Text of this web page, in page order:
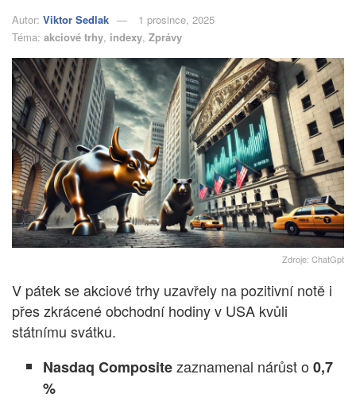
Autor: Viktor Sedlak
1 prosince, 2025
Téma: akciové trhy, indexy, Zprávy
Zdroje: ChatGpt
V pátek se akciové trhy uzavřely na pozitivní notě i
přes zkrácené obchodní hodiny v USA kvůli
státnímu svátku.
Nasdaq Compositezaznamenal nárůst o 0,7
%